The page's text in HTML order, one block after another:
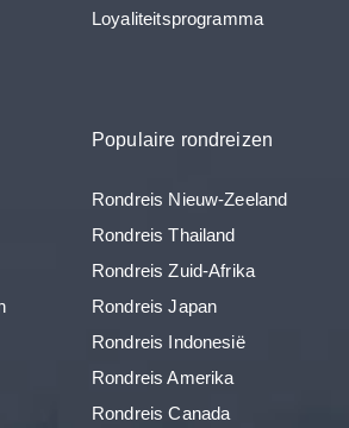
Loyaliteitsprogramma
Populaire rondreizen
Rondreis Nieuw-Zeeland
Rondreis Thailand
Rondreis Zuid-Afrika
Rondreis Japan
Rondreis Indonesië
Rondreis Amerika
Rondreis Canada